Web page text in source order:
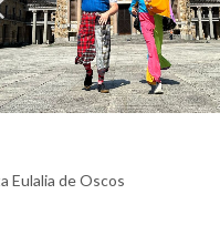
Eulalia de Oscos